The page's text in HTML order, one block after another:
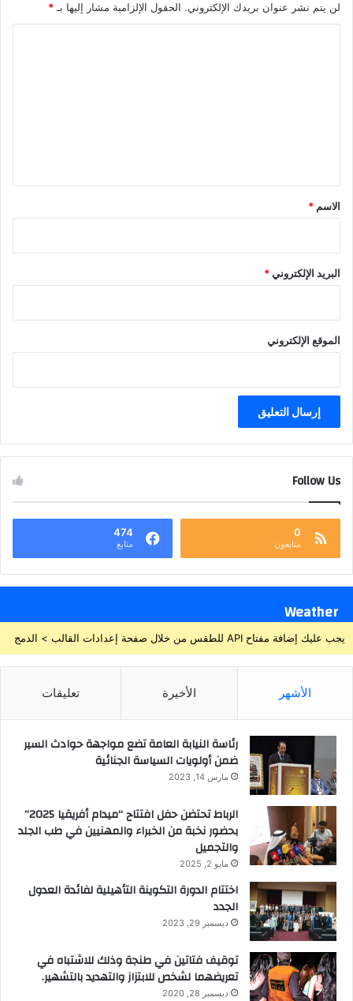
لن يتم نشر عنوان بريدك الإلكتروني. الحقول الإلزامية مشار إليها بـ *
*
الاسم *
البريد الإلكتروني*
الموقع الإلكتروني
Follow Us
0
متابعون
474
متابع
Weather
يجب عليك إضافة مفتاح API للطقس من خلال صفحة إعدادات القالب > الدمج
الأشهر الأخيرة تعليقات
رئاسة النيابة العامة تضع مواجهة حوادث السير
ضمن أولويات السياسة الجنائية
مارس 14, 2023
الرباط تحتضن حفل افتتاح “ميدام أفريقيا 2025”
بحضور نخبة من الخبراء والمهنيين في طب الجلد
والتجميل
مايو 2, 2025
اختتام الدورة التكوينة التأهيلية لفائدة العدول
الجدد
ديسمبر 29, 2023
توقيف فتاتين في طنجة وذلك للاشتباه في
تعريضهما لشخص للابتزاز والتهديد بالتشهير.
ديسمبر 28, 2020